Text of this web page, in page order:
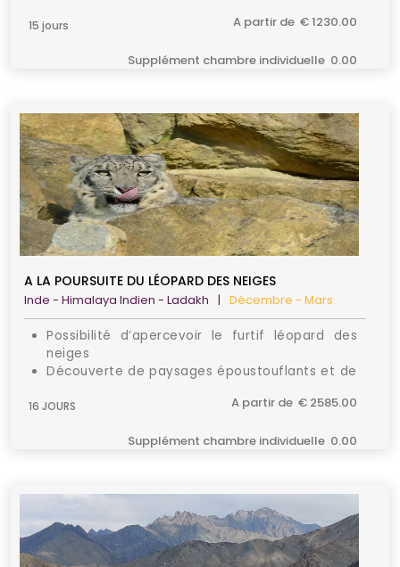
C’est l’occasion rêvée de découvrir le Ladakh mais
15 jours A partir de € 1230.00
Supplément chambre individuelle 0.00
A LA POURSUITE DU LÉOPARD DES NEIGES
Inde - Himalaya Indien - Ladakh | Décembre - Mars
Possibilité d’apercevoir le furtif léopard des
neiges
Découverte de paysages époustouflants et de
Rencontre avec les habitants locaux et visite
16 JOURS A partir de € 2585.00
Supplément chambre individuelle 0.00